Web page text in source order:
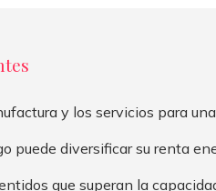
y los servicios para
puede diversificar su renta
que superan la